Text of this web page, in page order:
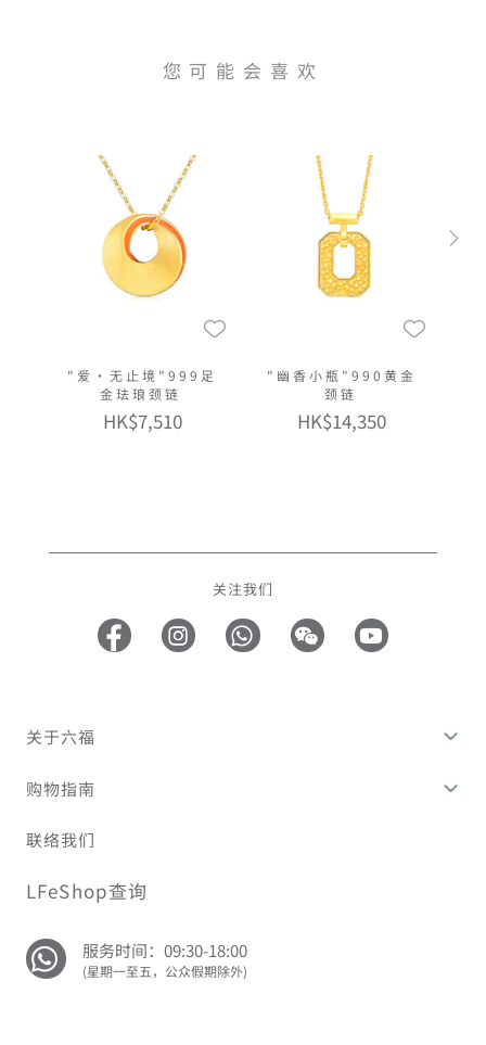
您可能会喜欢
"爱•无止境"999足
金珐琅颈链
HK$7,510
"幽香小瓶"990黄金
颈链
HK$14,350
关注我们
关于六福
购物指南
联络我们
LFeShop查询
服务时间：09:30-18:00
(星期一至五，公众假期除外)